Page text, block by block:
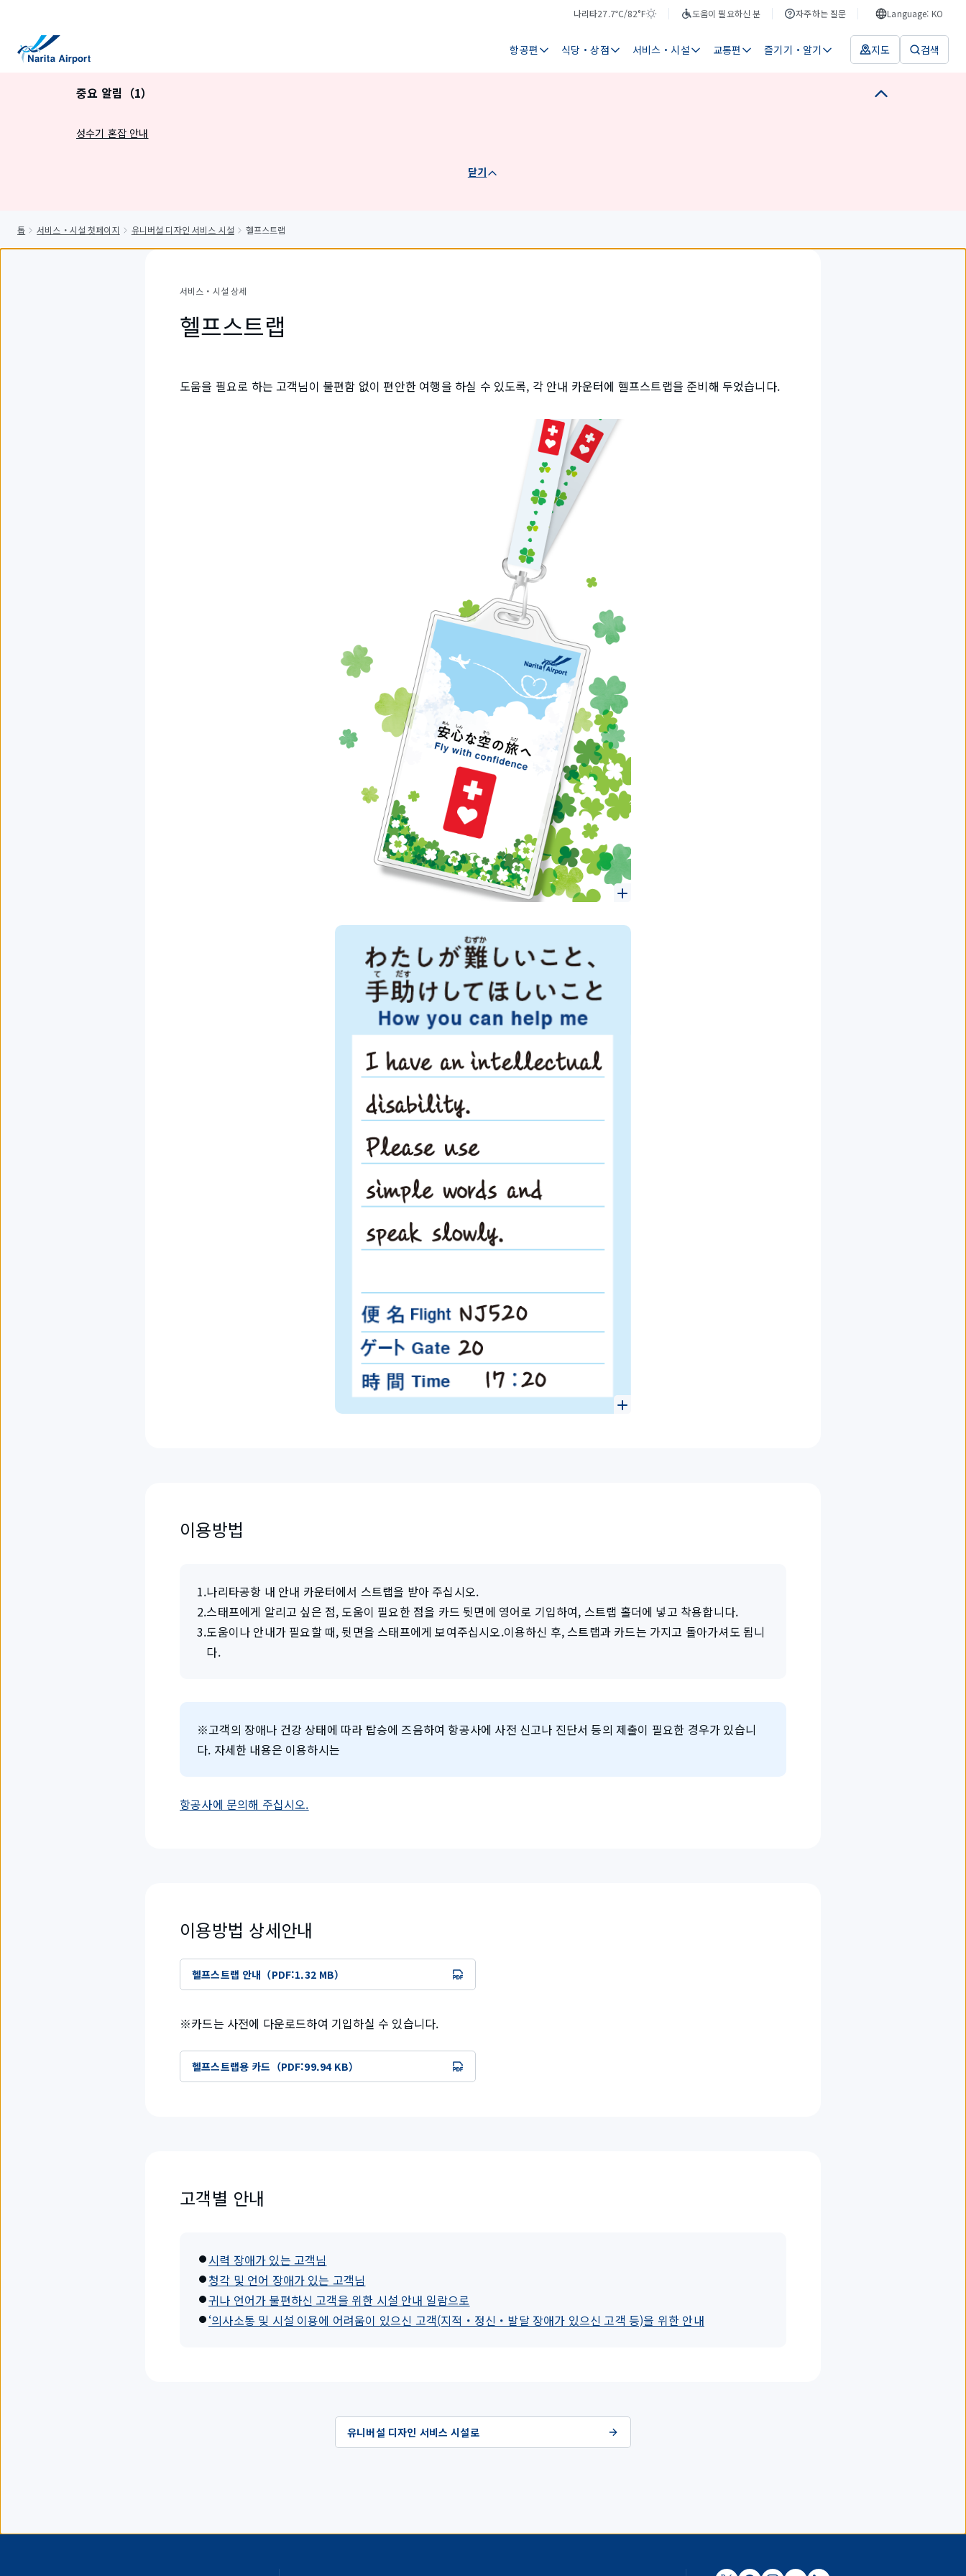
나리타
기
27.7℃/82°F
날
도움이 필요하신 분 자주하는 질문 Language: KO
항공편 식당・상점 서비스・시설 교통편 즐기기・알기 지도 검색
중요 알림（1）
성수기 혼잡 안내
닫기
톱 서비스・시설 첫페이지 유니버설 디자인 서비스 시설 헬프스트랩
서비스・시설 상세
헬프스트랩
도움을 필요로 하는 고객님이 불편함 없이 편안한 여행을 하실 수 있도록, 각 안내 카운터에 헬프스트랩을 준비해 두었습니다.
이용방법
1.나리타공항 내 안내 카운터에서 스트랩을 받아 주십시오.
2.스태프에게 알리고 싶은 점, 도움이 필요한 점을 카드 뒷면에 영어로 기입하여, 스트랩 홀더에 넣고 착용합니다.
3.도움이나 안내가 필요할 때, 뒷면을 스태프에게 보여주십시오.이용하신 후, 스트랩과 카드는 가지고 돌아가셔도 됩니
다.
※고객의 장애나 건강 상태에 따라 탑승에 즈음하여 항공사에 사전 신고나 진단서 등의 제출이 필요한 경우가 있습니
다. 자세한 내용은 이용하시는
항공사에 문의해 주십시오.
이용방법 상세안내
헬프스트랩 안내（PDF:1.32 MB）
※카드는 사전에 다운로드하여 기입하실 수 있습니다.
헬프스트랩용 카드（PDF:99.94 KB）
고객별 안내
시력 장애가 있는 고객님
청각 및 언어 장애가 있는 고객님
귀나 언어가 불편하신 고객을 위한 시설 안내 일람으로
‘의사소통 및 시설 이용에 어려움이 있으신 고객(지적・정신・발달 장애가 있으신 고객 등)을 위한 안내
유니버설 디자인 서비스 시설로